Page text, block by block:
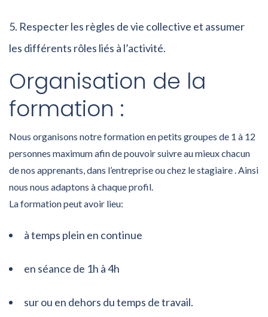
Respecter les règles de vie collective et assumer
les différents rôles liés à l’activité.
Organisation de la
formation :
Nous organisons notre formation en petits groupes de 1 à 12
personnes maximum afin de pouvoir suivre au mieux chacun
de nos apprenants, dans l’entreprise ou chez le stagiaire . Ainsi
nous nous adaptons à chaque profil.
La formation peut avoir lieu:
à temps plein en continue
en séance de 1h à 4h
sur ou en dehors du temps de travail.